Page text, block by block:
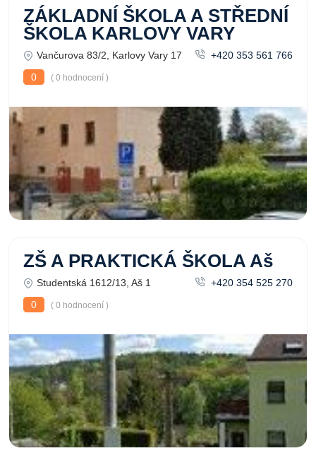
ZÁKLADNÍ ŠKOLA A STŘEDNÍ
ŠKOLA KARLOVY VARY
Vančurova 83/2, Karlovy Vary 17
+420 353 561 766
0
( 0 hodnocení )
ZŠ A PRAKTICKÁ ŠKOLA Aš
Studentská 1612/13, Aš 1
+420 354 525 270
0
( 0 hodnocení )